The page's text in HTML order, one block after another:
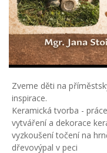
Zveme děti na
inspirace.
Keramická tvorba -
vytváření a dekorace
vyzkoušení točení na
dřevovýpal v peci